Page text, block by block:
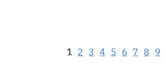
Страница
1 Страница
2 Страница
3 Страница
4 Страница
5 Страница
6 7 8 9